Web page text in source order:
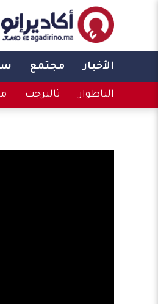
الأخبار مجتمع
الباطوار تالبرجت